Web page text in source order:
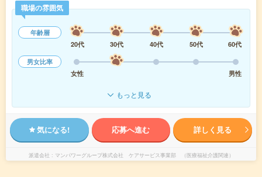
職場の雰囲気
年齢層
20代
30代 40代 50代
60代
男女比率
女性
男性
もっと見る
気になる! 応募へ進む 詳しく見る
派遣会社 マンパワーグループ株式会社 ケアサービス事業部 （医療福祉介護関連）